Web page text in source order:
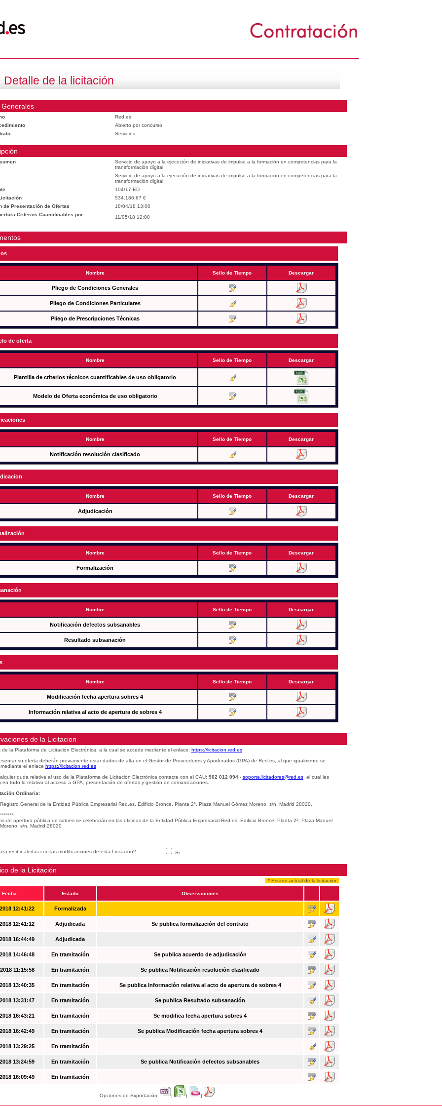
Detalle de la licitación
Generales
Red.es
Abierto por concurso
Servicios
Servicio de apoyo a la ejecución de iniciativas de impulso a la formación en competencias para la
transformación digital
Servicio de apoyo a la ejecución de iniciativas de impulso a la formación en competencias para la
transformación digital
104/17-ED
534.186,67 €
de Presentación de Ofertas
18/04/18 13:00
Criterios Cuantificables por
11/05/18 12:00
Nombre Sello de Tiempo Descargar
Pliego de Condiciones Generales
Pliego de Condiciones Particulares
Pliego de Prescripciones Técnicas
de oferta
Nombre Sello de Tiempo Descargar
Plantilla de criterios técnicos cuantificables de uso obligatorio
Modelo de Oferta económica de uso obligatorio
Nombre Sello de Tiempo Descargar
Notificación resolución clasificado
Nombre Sello de Tiempo Descargar
Adjudicación
Nombre Sello de Tiempo Descargar
Formalización
Nombre Sello de Tiempo Descargar
Notificación defectos subsanables
Resultado subsanación
Nombre Sello de Tiempo Descargar
Modificación fecha apertura sobres 4
Información relativa al acto de apertura de sobres 4
de la Licitacion
de la Plataforma de Licitación Electrónica, a la cual se accede mediante el enlace: https://licitacion.red.es.
su oferta deberán previamente estar dados de alta en el Gestor de Proveedores y Apoderados (GPA) de Red.es, al que igualmente se
el enlace https://licitacion.red.es
duda relativa al uso de la Plataforma de Licitación Electrónica contacte con el CAU: 902 012 094- soporte.licitadores@red.es, el cual les
en todo lo relativo al acceso a GPA, presentación de ofertas y gestión de comunicaciones.
Ordinaria:
General de la Entidad Pública Empresarial Red.es, Edificio Bronce, Planta 2ª, Plaza Manuel Gómez Moreno, s/n, Madrid 28020.
de apertura pública de sobres se celebrarán en las oficinas de la Entidad Pública Empresarial Red.es, Edificio Bronce, Planta 2ª, Plaza Manuel
s/n, Madrid 28020
recibir alertas con las modificaciones de esta Licitación? Si
de la Licitación
* Estado actual de la licitación
Fecha Estado Observaciones
12:41:22 Formalizada
12:41:12 Adjudicada Se publica formalización del contrato
16:44:49 Adjudicada
14:46:48 En tramitación Se publica acuerdo de adjudicación
11:15:58 En tramitación Se publica Notificación resolución clasificado
13:40:35 En tramitación Se publica Información relativa al acto de apertura de sobres 4
13:31:47 En tramitación Se publica Resultado subsanación
16:43:21 En tramitación Se modifica fecha apertura sobres 4
16:42:49 En tramitación Se publica Modificación fecha apertura sobres 4
13:29:25 En tramitación
13:24:59 En tramitación Se publica Notificación defectos subsanables
16:09:49 En tramitación
Opciones de Exportación: | | |